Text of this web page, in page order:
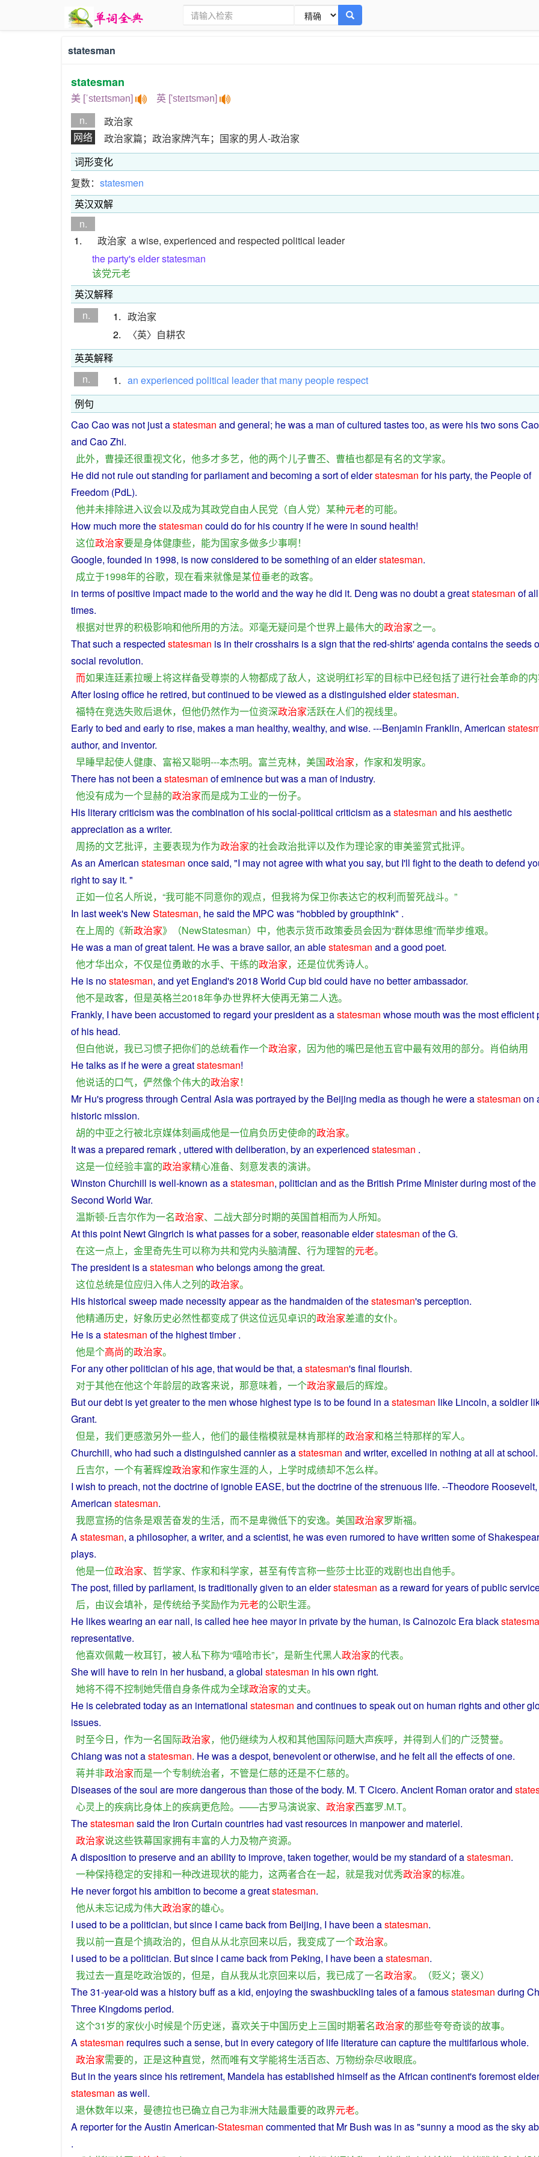
statesman
statesman
美 [ˈsteɪtsmən] 英 ['steɪtsmən]
n.
政治家
网络
政治家篇；政治家牌汽车；国家的男人-政治家
词形变化
复数： statesmen
英汉双解
n.
1.
政治家 a wise, experienced and respected political leader
the party's elder statesman
该党元老
英汉解释
n.
1. 政治家
2.
〈英〉自耕农
英英解释
n.
1. an experienced political leaderthat many people respect
例句
Cao Caowas not just astatesman and general; hewas a man ofcultured tastes too, aswere histwosonsCao
and CaoZhi.
此外， 曹操还很重视文化， 他多才多艺， 他的两个儿子曹丕、 曹植也都是有名的文学家。
Hedid not ruleout standing forparliamentand becoming asortof elderstatesman forhisparty, the Peopleof
Freedom (PdL).
他并未排除进入议会以及成为其政党自由人民党 （自人党） 某种元老的可能。
How much morethestatesman could doforhiscountry ifhe were in sound health!
这位政治家要是身体健康些， 能为国家多做多少事啊！
Google, founded in 1998, is nowconsidered to besomething ofan elderstatesman.
成立于1998年的谷歌， 现在看来就像是某位垂老的政客。
in terms ofpositive impact madetotheworld and theway hedid it. Deng was no doubtagreatstatesman of all
times.
根据对世界的积极影响和他所用的方法。 邓毫无疑问是个世界上最伟大的政治家之一。
Thatsuch a respected statesman is in theircrosshairs is asign thatthe red-shirts'agendacontainsthe seeds
social revolution.
而如果连廷素拉暖上将这样备受尊崇的人物都成了敌人， 这说明红衫军的目标中已经包括了进行社会革命的
After losing office he retired, butcontinued tobe viewed asa distinguished elderstatesman.
福特在竞选失败后退休， 但他仍然作为一位资深政治家活跃在人们的视线里。
Earlytobed and earlyto rise, makesa man healthy, wealthy, and wise. ---Benjamin Franklin, American
author, and inventor.
早睡早起使人健康、 富裕又聪明---本杰明。 富兰克林， 美国政治家， 作家和发明家。
There has notbeen astatesman ofeminencebutwasa man ofindustry.
他没有成为一个显赫的政治家而是成为工业的一份子。
His literarycriticismwas the combination of hissocial-political criticismasastatesman and hisaesthetic
appreciation asa writer.
周扬的文艺批评， 主要表现为作为政治家的社会政治批评以及作为理论家的审美鉴赏式批评。
Asan American statesman once said, "I may notagreewith whatyou say, but I'll fighttothedeath todefend
righttosay it. "
正如一位名人所说，“我可能不同意你的观点， 但我将为保卫你表达它的权利而誓死战斗。”
In last week's NewStatesman, hesaid the MPC was "hobbled bygroupthink" .
在上周的 《新政治家》（NewStatesman） 中， 他表示货币政策委员会因为“群体思维”而举步维艰。
Hewasa man ofgreattalent. Hewas abravesailor, an ablestatesman and agood poet.
他才华出众， 不仅是位勇敢的水手、 干练的政治家， 还是位优秀诗人。
He is nostatesman, and yet England's 2018 World Cup bid could have no betterambassador.
他不是政客， 但是英格兰2018年争办世界杯大使再无第二人选。
Frankly, I havebeen accustomed to regard yourpresidentasastatesman whose mouth wasthe mostefficient
of his head.
但白他说， 我已习惯子把你们的总统看作一个政治家， 因为他的嘴巴是他五官中最有效用的部分。 肖伯纳用
Hetalksas ifhe wereagreatstatesman!
他说话的口气， 俨然像个伟大的政治家！
MrHu's progress through Central Asiawasportrayed by the Beijing mediaas though hewere astatesman on
historic mission.
胡的中亚之行被北京媒体刻画成他是一位肩负历史使命的政治家。
Itwasaprepared remark , uttered with deliberation, by an experienced statesman .
这是一位经验丰富的政治家精心准备、 刻意发表的演讲。
Winston Churchill is well-known asastatesman, politician and asthe British Prime Ministerduring mostof the
Second World War.
温斯顿-丘吉尔作为一名政治家、 二战大部分时期的英国首相而为人所知。
Atthispoint Newt Gingrich iswhatpasses forasober, reasonableelderstatesman ofthe G.
在这一点上， 金里奇先生可以称为共和党内头脑清醒、 行为理智的元老。
Thepresident isastatesman whobelongsamong thegreat.
这位总统是位应归入伟人之列的政治家。
His historical sweep made necessityappearasthe handmaiden of thestatesman'sperception.
他精通历史， 好象历史必然性都变成了供这位远见卓识的政治家差遣的女仆。
He isastatesman of the highest timber .
他是个高尚的政治家。
Foranyotherpolitician ofhisage, thatwould be that, astatesman'sfinal flourish.
对于其他在他这个年龄层的政客来说， 那意味着， 一个政治家最后的辉煌。
Butourdebt isyetgreaterto the men whose highesttype isto be found in astatesman like Lincoln, asoldier
Grant.
但是， 我们更感激另外一些人， 他们的最佳楷模就是林肯那样的政治家和格兰特那样的军人。
Churchill, who had such adistinguished cannierasastatesman and writer, excelled in nothing at all atschool.
丘吉尔， 一个有著辉煌政治家和作家生涯的人， 上学时成绩却不怎么样。
I wish topreach, notthedoctrineof ignoble EASE, butthedoctrineof thestrenuous life. --Theodore Roosevelt,
American statesman.
我愿宣扬的信条是艰苦奋发的生活， 而不是卑微低下的安逸。 美国政治家罗斯福。
Astatesman, aphilosopher, awriter, and ascientist, hewaseven rumored to havewritten someof
plays.
他是一位政治家、 哲学家、 作家和科学家， 甚至有传言称一些莎士比亚的戏剧也出自他手。
Thepost, filled byparliament, istraditionallygiven to an elderstatesman asa reward for years of public
后， 由议会填补， 是传统给予奖励作为元老的公职生涯。
He likeswearing an ear nail, iscalled hee hee mayorin privateby the human, is Cainozoic Erablack
representative.
他喜欢佩戴一枚耳钉， 被人私下称为“嘻哈市长”， 是新生代黑人政治家的代表。
Shewill haveto rein in herhusband, aglobal statesman in hisown right.
她将不得不控制她凭借自身条件成为全球政治家的丈夫。
He is celebrated todayasan international statesman and continuesto speakouton human rightsand other
issues.
时至今日， 作为一名国际政治家， 他仍继续为人权和其他国际问题大声疾呼， 并得到人们的广泛赞誉。
Chiang was notastatesman. Hewasadespot, benevolentor otherwise, and he felt all the effects of one.
蒋并非政治家而是一个专制统治者， 不管是仁慈的还是不仁慈的。
Diseasesof thesoul are moredangerousthan those of thebody. M. TCicero. Ancient Roman oratorand
心灵上的疾病比身体上的疾病更危险。——古罗马演说家、 政治家西塞罗.M.T。
Thestatesman said the Iron Curtain countries had vast resources in manpowerand materiel.
政治家说这些铁幕国家拥有丰富的人力及物产资源。
Adisposition topreserveand an abilityto improve, taken together, would be mystandard ofastatesman.
一种保持稳定的安排和一种改进现状的能力， 这两者合在一起， 就是我对优秀政治家的标准。
He neverforgot hisambition tobecomeagreatstatesman.
他从未忘记成为伟大政治家的雄心。
I used tobeapolitician, butsince I camebackfrom Beijing, I havebeen astatesman.
我以前一直是个搞政治的， 但自从从北京回来以后， 我变成了一个政治家。
I used tobeapolitician. Butsince I came backfrom Peking, I havebeen astatesman.
我过去一直是吃政治饭的， 但是， 自从我从北京回来以后， 我已成了一名政治家。（贬义； 褒义）
The 31-year-old wasa historybuffasa kid, enjoying theswashbuckling talesof afamousstatesman during
Three Kingdomsperiod.
这个31岁的家伙小时候是个历史迷， 喜欢关于中国历史上三国时期著名政治家的那些夸夸奇谈的故事。
Astatesman requiressuch asense, but in every categoryof life literaturecan capturethe multifarious whole.
政治家需要的， 正是这种直觉， 然而唯有文学能将生活百态、 万物纷杂尽收眼底。
But in theyearssince his retirement, Mandela hasestablished himselfastheAfrican continent'sforemostelder
statesman aswell.
退休数年以来， 曼德拉也已确立自己为非洲大陆最重要的政界元老。
A reporterfor theAustin American-Statesman commented that Mr Bush was in as "sunnya mood as thesky
.